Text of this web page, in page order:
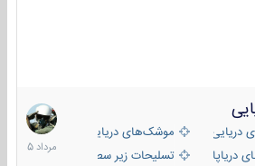
موشک‌های دریایی
تسلیحات زیر سطحی
2
مرداد
1405